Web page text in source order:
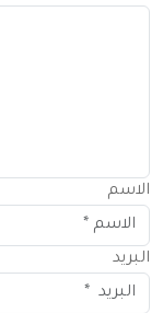
الاسم
البريد